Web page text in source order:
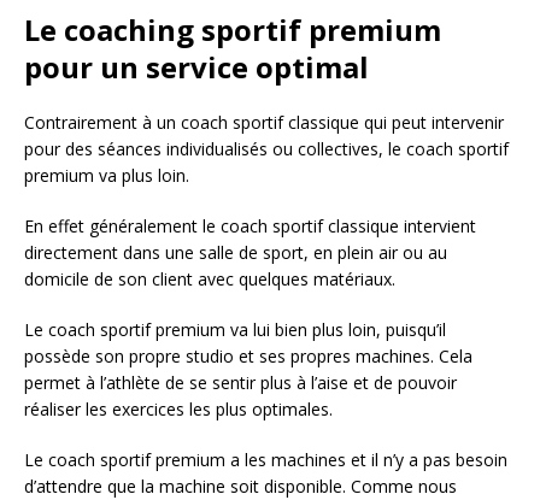
Le coaching sportif premium
pour un service optimal
Contrairement à un coach sportif classique qui peut intervenir
pour des séances individualisés ou collectives, le coach sportif
premium va plus loin.
En effet généralement le coach sportif classique intervient
directement dans une salle de sport, en plein air ou au
domicile de son client avec quelques matériaux.
Le coach sportif premium va lui bien plus loin, puisqu’il
possède son propre studio et ses propres machines. Cela
permet à l’athlète de se sentir plus à l’aise et de pouvoir
réaliser les exercices les plus optimales.
Le coach sportif premium a les machines et il n’y a pas besoin
d’attendre que la machine soit disponible. Comme nous